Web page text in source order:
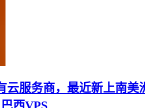
云服务商，最近新上南
西VPS